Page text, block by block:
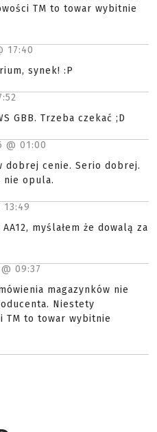
TM to towar wybitnie
17:40
synek! :P
GBB. Trzeba czekać ;D
@ 01:00
dobrej cenie. Serio dobrej.
nie opula.
13:49
myślałem że dowalą za
09:37
magazynków nie
Niestety
TM to towar wybitnie